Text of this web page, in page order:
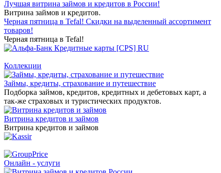
Лучшая витрина займов и кредитов в России!
Витрина займов и кредитов.
Черная пятница в Tefal! Скидки на выделенный ассортимент
товаров!
Черная пятница в Tefal!
Коллекции
Займы, кредиты, страхование и путешествие
Подборка займов, кредитов, кредитных и дебетовых карт, а
так-же страховых и туристических продуктов.
Витрина кредитов и займов
Витрина кредитов и займов
Онлайн - услуги